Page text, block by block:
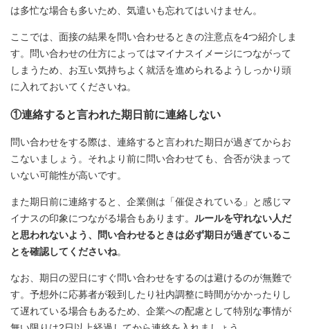
は多忙な場合も多いため、気遣いも忘れてはいけません。
ここでは、面接の結果を問い合わせるときの注意点を4つ紹介しま
す。問い合わせの仕方によってはマイナスイメージにつながって
しまうため、お互い気持ちよく就活を進められるようしっかり頭
に入れておいてくださいね。
①連絡すると言われた期日前に連絡しない
問い合わせをする際は、連絡すると言われた期日が過ぎてからお
こないましょう。それより前に問い合わせても、合否が決まって
いない可能性が高いです。
また期日前に連絡すると、企業側は「催促されている」と感じマ
イナスの印象につながる場合もあります。 ルールを守れない人だ
と思われないよう、問い合わせるときは必ず期日が過ぎているこ
とを確認してくださいね。
なお、期日の翌日にすぐ問い合わせをするのは避けるのが無難で
す。予想外に応募者が殺到したり社内調整に時間がかかったりし
て遅れている場合もあるため、企業への配慮として特別な事情が